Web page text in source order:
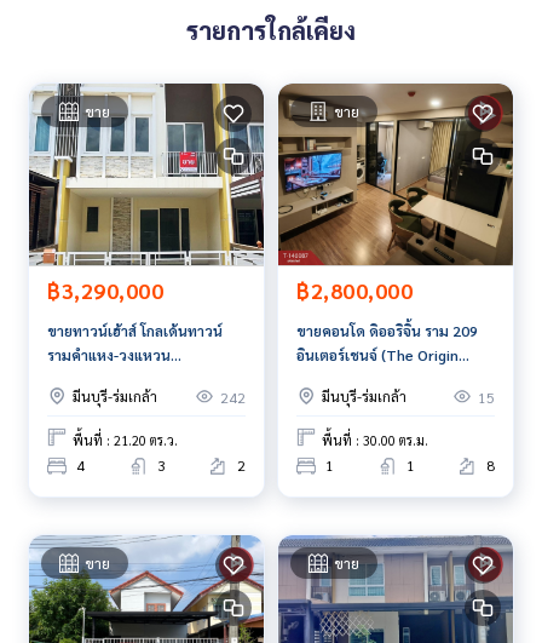
Line ID : goro-zero
Callcenter : 02-047-4282
สนใจดูทรัพย์อื่นๆ เพิ่มเติม มากกว่า 3,000 รายการ
www.tb.co.th
The Best Property Agent CO,.LTD. ผู้นำด้านธุรกิจนายหน้า ตัวแ
ทนอสังหาริมทรัพย์ครบวงจร ด้วยความเป็นมืออาชีพ ใช้เทคโนโล
ห้บริการด้าน ซื้อ ขาย เช่า อสังหาริมทรัพย์
รายการใกล้เคียง
ขาย
฿3,290,000
ขายทาวน์เฮ้าส์ โกลเด้นทาวน์
รามคำแหง-วงแหวน
มีนบุรี-ร่มเกล้า
242
พื้นที่ : 21.20 ตร.ว.
4 3 2
ขาย
฿2,800,000
ขายคอนโด ดิออริจิ้น ราม 209
อินเตอร์เชนจ์ (The Origin
กรุงเทพมหานคร
มีนบุรี-ร่มเกล้า 15
พื้นที่ : 30.00 ตร.ม.
1 1 8
ขาย ขาย